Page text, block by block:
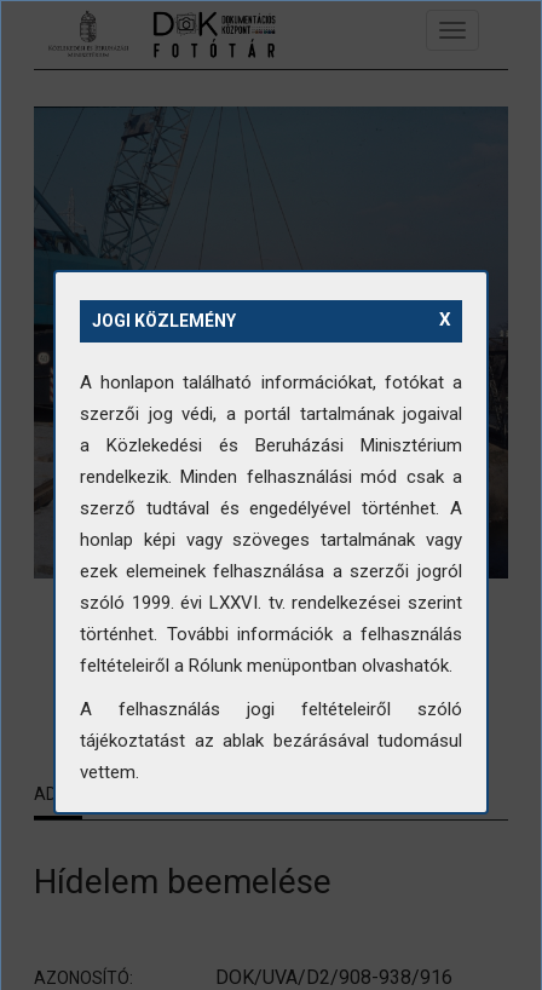
Ugrás a tartalomra
Toggle
navigation
LETÖLTÉS
ADATLAP
Hídelem beemelése
AZONOSÍTÓ: DOK/UVA/D2/908-938/916
X
JOGI KÖZLEMÉNY
A honlapon található információkat, fotókat a
szerzői jog védi, a portál tartalmának jogaival
a Közlekedési és Beruházási Minisztérium
rendelkezik. Minden felhasználási mód csak a
szerző tudtával és engedélyével történhet. A
honlap képi vagy szöveges tartalmának vagy
ezek elemeinek felhasználása a szerzői jogról
szóló 1999. évi LXXVI. tv. rendelkezései szerint
történhet. További információk a felhasználás
feltételeiről a Rólunk menüpontban olvashatók.
A felhasználás jogi feltételeiről szóló
tájékoztatást az ablak bezárásával tudomásul
vettem.